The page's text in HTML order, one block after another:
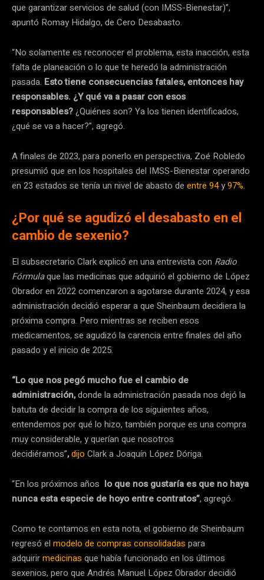
que garantizar servicios de salud (con IMSS-Bienestar)”,
apuntó Romay Hidalgo, de Cero Desabasto.
“No solamente es reconocer el problema, esta inacción, esta
falta de planeación o lo que te heredó la administración
pasada. Esto tiene consecuencias fatales, entonces hay
responsables. ¿Y qué va a pasar con esos
responsables?¿Quiénes son? Ya los tienen identificados,
¿qué se va a hacer?”, agregó.
A finales de 2023, para ponerlo en perspectiva, Zoé Robledo
presumió que en los hospitales del IMSS-Bienestar operando
en 23 estados se tenía un nivel de abasto de entre 94y97%.
¿Por qué se agudizó el desabasto en el
cambio de sexenio?
El subsecretario Clark explicó en una entrevista con Radio
Fórmulaque las medicinas que adquirió el gobierno de López
Obrador en 2022 comenzaron a agotarse durante 2024, y esa
administración decidió esperar a que Sheinbaum decidiera la
próxima compra. Pero mientras se reciben esos
medicamentos, se agudizó la carencia entre finales del año
pasado y el inicio de 2025.
“Lo que nos pegó mucho fue el cambio de
administración,donde la administración pasada nos dejó la
batuta de decidir la compra de los siguientes años,
entendemos por qué lo hizo, también porque es una compra
muy considerable, y querían que nosotros
decidiéramos”,dijo Clark a Joaquín López Dóriga.
“En los próximos años lo que nos gustaría es que no haya
nunca esta especie de hoyo entre contratos”, agregó.
Como te contamos en esta nota, el gobierno de Sheinbaum
regresó el modelo de compras consolidadas para
adquirirmedicinas que había funcionado en los últimos
sexenios, pero que Andrés Manuel López Obrador decidió